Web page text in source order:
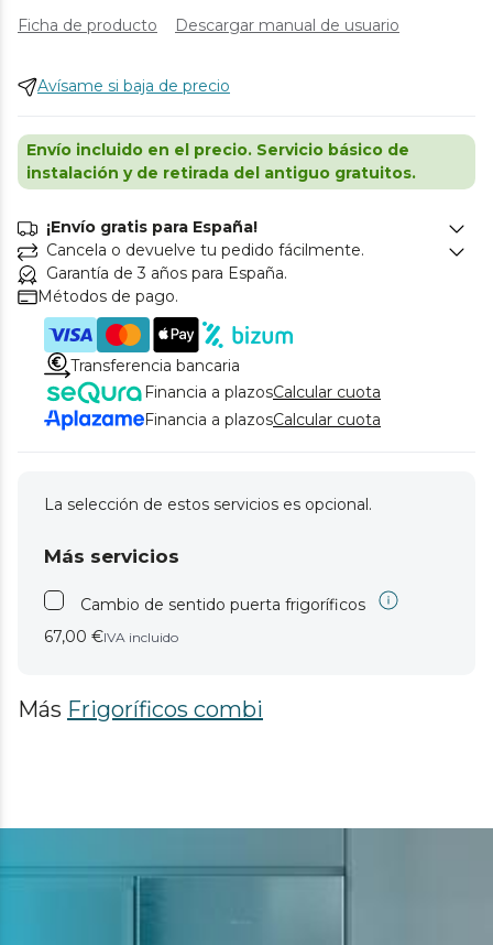
Ficha de producto Descargar manual de usuario
Avísame si baja de precio
Envío incluido en el precio. Servicio básico de
instalación y de retirada del antiguo gratuitos.
¡Envío gratis para España!
Cancela o devuelve tu pedido fácilmente.
Garantía de 3 años para España.
Métodos de pago.
Transferencia bancaria
Financia a plazosCalcular cuota
Financia a plazosCalcular cuota
La selección de estos servicios es opcional.
Más servicios
Cambio de sentido puerta frigoríficos
67,00 €IVA incluido
Más Frigoríficos combi